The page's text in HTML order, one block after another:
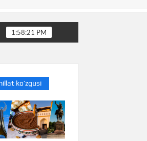
bilasizmi
1:58:22 PM
ko’zgusi